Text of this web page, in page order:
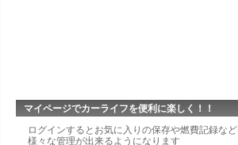
マイページでカーライフを便利に楽しく！！
ログインするとお気に入りの保存や燃費記録など
様々な管理が出来るようになります